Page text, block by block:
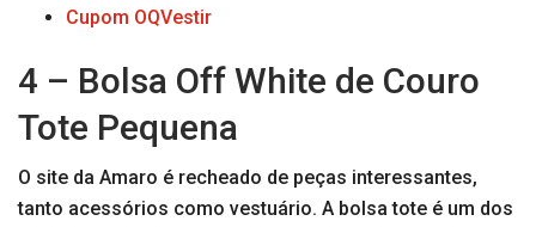
Cupom OQVestir
4 – Bolsa Off White de Couro
Tote Pequena
O site da Amaro é recheado de peças interessantes,
tanto acessórios como vestuário. A bolsa tote é um dos